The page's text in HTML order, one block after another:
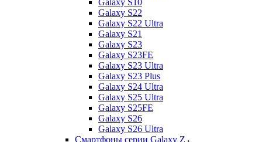
Galaxy S10
Galaxy S22
Galaxy S22 Ultra
Galaxy S21
Galaxy S23
Galaxy S23FE
Galaxy S23 Ultra
Galaxy S23 Plus
Galaxy S24 Ultra
Galaxy S25 Ultra
Galaxy S25FE
Galaxy S26
Galaxy S26 Ultra
Смартфоны серии Galaxy Z